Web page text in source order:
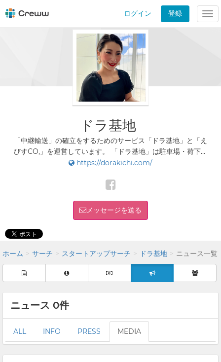
ログイン 登録
ドラ基地
「中継輸送」の確立をするためのサービス「ドラ基地」と「え
びすCO,」を運営しています。 「ドラ基地」は駐車場・荷下ろ
し場・フォークリフトを手軽に予約できるサービスです。 「え
ビスです。
https://dorakichi.com/
メッセージを送る
ホーム サーチ スタートアップサーチ ドラ基地 ニュース一覧
ニュース 0件
ALL INFO PRESS MEDIA